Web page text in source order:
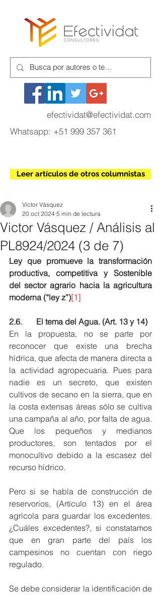
efectividat@efectividat.com
Whatsapp: +51 999 357 361
Leer artículos de otros columnistas
Victor Vásquez / Análisis al
PL8924/2024 (3 de 7)
Victor Vásquez
20 oct 2024 5 min de lectura
Ley que promueve la transformación
productiva, competitiva y Sostenible
del sector agrario hacia la agricultura
moderna (“ley z”)[1]
2.6.       El tema del Agua. (Art. 13 y 14)
En la propuesta, no se parte por
reconocer que existe una brecha
hídrica, que afecta de manera directa a
la actividad agropecuaria. Pues para
nadie es un secreto, que existen
cultivos de secano en la sierra, que en
la costa extensas áreas sólo se cultiva
una campaña al año, por falta de agua.
Que los pequeños y medianos
productores, son tentados por el
monocultivo debido a la escasez del
recurso hídrico.
Pero si se habla de construcción de
reservorios, (Artículo 13) en el área
agrícola para guardar los excedentes.
¿Cuáles excedentes?, si constatamos
que en gran parte del país los
campesinos no cuentan con riego
regulado.
Se debe considerar la identificación de